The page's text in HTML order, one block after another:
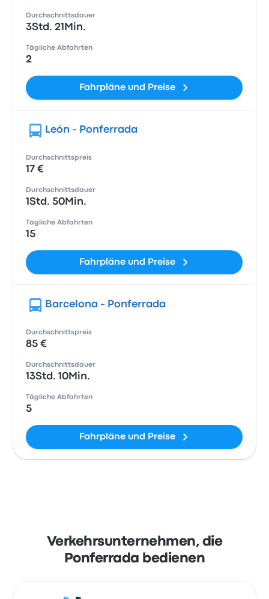
Durchschnittsdauer
3Std. 21Min.
Tägliche Abfahrten
2
Fahrpläne und Preise
León - Ponferrada
Durchschnittspreis
17 €
Durchschnittsdauer
1Std. 50Min.
Tägliche Abfahrten
15
Fahrpläne und Preise
Barcelona - Ponferrada
Durchschnittspreis
85 €
Durchschnittsdauer
13Std. 10Min.
Tägliche Abfahrten
5
Fahrpläne und Preise
Verkehrsunternehmen, die
Ponferrada bedienen